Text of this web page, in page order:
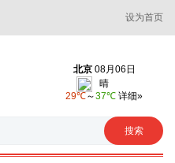
设为首页